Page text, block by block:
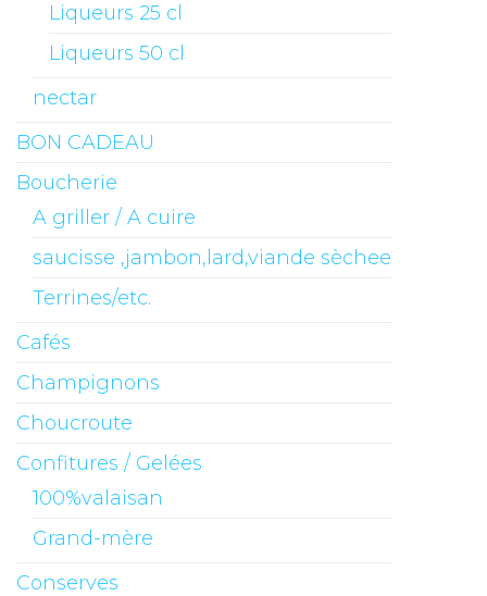
Liqueurs 25 cl
Liqueurs 50 cl
nectar
BON CADEAU
Boucherie
A griller / A cuire
saucisse ,jambon,lard,viande sèchee
Terrines/etc.
Cafés
Champignons
Choucroute
Confitures / Gelées
100%valaisan
Grand-mère
Conserves